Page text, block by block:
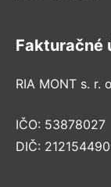
Fakturačné
RIA MONT s. r.
IČO: 53878027
DIČ: